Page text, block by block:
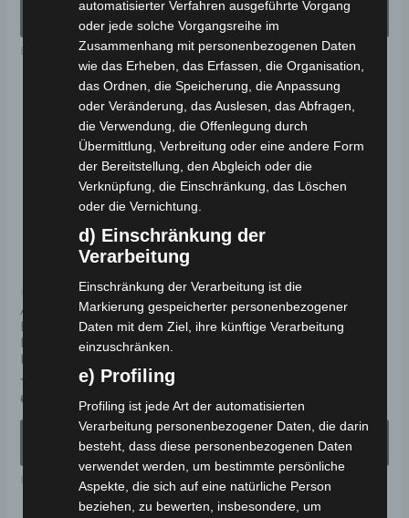
AUSFÜHRUNG
WÄHLEN
Elektro-Fahrzeuge
5 AUSFÜHRUNG
WÄHLEN
Elektro-Fahrzeuge
Kostenloser Versand
AMOTO PICKUP YB MIT
BOX ELEKTRO-
NUTZFAHRZEUG 40
KM/H
Bewertet
0
6.490,00 €
AUSFÜHRUNG
WÄHLEN
Dieses
Produkt
weist
mehrere
Varianten
auf.
Optionen
können
auf
gewählt
werden
Elektro-Fahrzeuge
Kostenloser Versand
URBAN HAIBAOCM
ELEKTRO-
mit
von
6.490,00 €
AUSFÜHRUNG
WÄHLEN
Elektro-Fahrzeuge
automatisierter Verfahren ausgeführte Vorgang
oder jede solche Vorgangsreihe im
Zusammenhang mit personenbezogenen Daten
wie das Erheben, das Erfassen, die Organisation,
das Ordnen, die Speicherung, die Anpassung
oder Veränderung, das Auslesen, das Abfragen,
die Verwendung, die Offenlegung durch
Übermittlung, Verbreitung oder eine andere Form
der Bereitstellung, den Abgleich oder die
Verknüpfung, die Einschränkung, das Löschen
oder die Vernichtung.
d) Einschränkung der
Verarbeitung
Einschränkung der Verarbeitung ist die
Markierung gespeicherter personenbezogener
Daten mit dem Ziel, ihre künftige Verarbeitung
einzuschränken.
e) Profiling
Profiling ist jede Art der automatisierten
Verarbeitung personenbezogener Daten, die darin
besteht, dass diese personenbezogenen Daten
verwendet werden, um bestimmte persönliche
Aspekte, die sich auf eine natürliche Person
beziehen, zu bewerten, insbesondere, um